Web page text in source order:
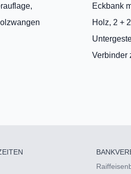
Eckbank
Holz, 2 +
Verbinder